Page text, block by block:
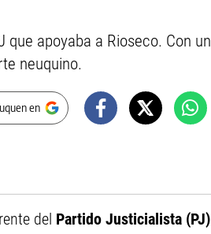
que apoyaba a Rioseco. Con un
neuquino.
en
del Partido Justicialista (PJ)